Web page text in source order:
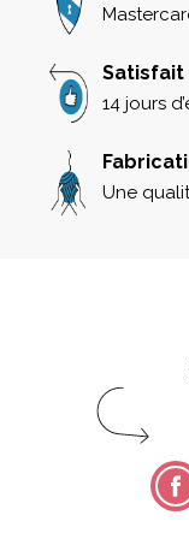
Satisfait
14 jours
Une